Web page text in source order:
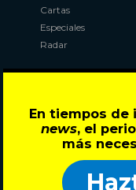
En tiempos de
news, el
más
Cartas
Especiales
Radar